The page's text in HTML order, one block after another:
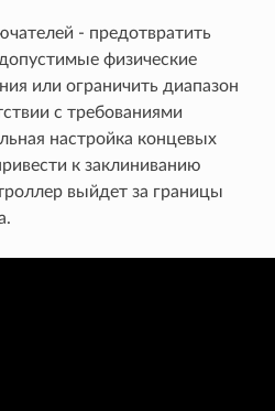
- предотвратить
физические
или ограничить диапазон
с требованиями
настройка концевых
к заклиниванию
выйдет за границы